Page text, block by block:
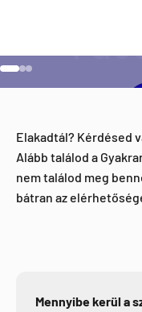
Elakadtál? Kérdésed
Alább találod a
nem találod meg
bátran az
Mennyibe kerül a